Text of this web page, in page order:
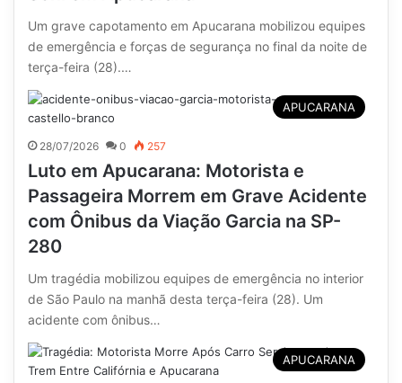
Um grave capotamento em Apucarana mobilizou equipes
de emergência e forças de segurança no final da noite de
terça-feira (28).…
APUCARANA
28/07/2026 0 257
Luto em Apucarana: Motorista e
Passageira Morrem em Grave Acidente
com Ônibus da Viação Garcia na SP-
280
Um tragédia mobilizou equipes de emergência no interior
de São Paulo na manhã desta terça-feira (28). Um
acidente com ônibus…
APUCARANA